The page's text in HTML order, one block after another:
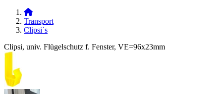
Transport
Clipsi`s
Clipsi, univ. Flügelschutz f. Fenster, VE=96x23mm